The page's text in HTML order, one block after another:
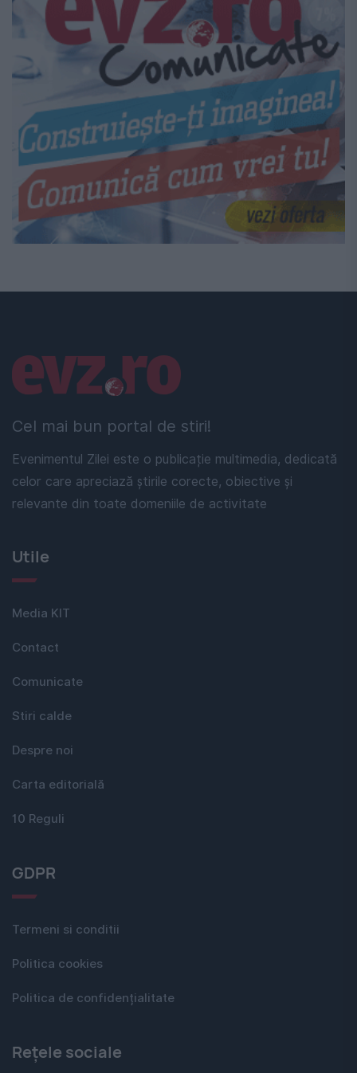
Cel mai bun portal de stiri!
Evenimentul Zilei este o publicație multimedia, dedicată
celor care apreciază știrile corecte, obiective și
relevante din toate domeniile de activitate
Linkuri utile
Utile
Media KIT
Contact
Comunicate
Stiri calde
Despre noi
Carta editorială
10 Reguli
GDPR
Termeni si conditii
Politica cookies
Politica de confidențialitate
Rețele sociale